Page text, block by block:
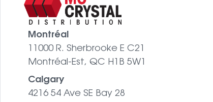
Montréal
11000 R. Sherbrooke E C21
Montréal-Est, QC H1B 5W1
Calgary
4216 54 Ave SE Bay 28